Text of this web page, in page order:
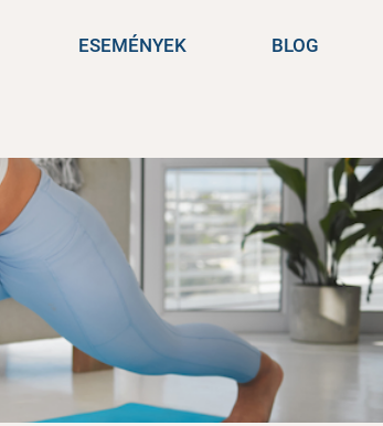
ESEMÉNYEK BLOG